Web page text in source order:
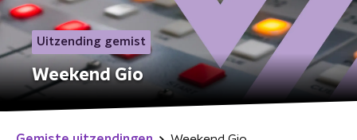
Uitzending gemist
Weekend Gio